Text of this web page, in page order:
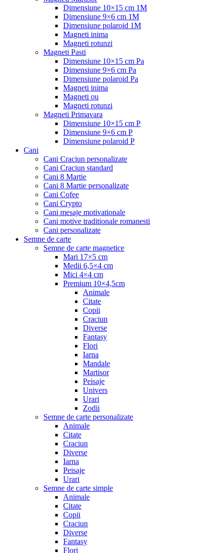
Dimensiune 10×15 cm 1M
Dimensiune 9×6 cm 1M
Dimensiune polaroid 1M
Magneti inima
Magneti rotunzi
Magneti Pasti
Dimensiune 10×15 cm Pa
Dimensiune 9×6 cm Pa
Dimensiune polaroid Pa
Magneti inima
Magneti ou
Magneti rotunzi
Magneti Primavara
Dimensiune 10×15 cm P
Dimensiune 9×6 cm P
Dimensiune polaroid P
Cani
Cani Craciun personalizate
Cani Craciun standard
Cani 8 Martie
Cani 8 Martie personalizate
Cani Cofee
Cani Crypto
Cani mesaje motivationale
Cani motive traditionale romanesti
Cani personalizate
Semne de carte
Semne de carte magnetice
Mari 17×5 cm
Medii 6,5×4 cm
Mici 4×4 cm
Premium 10×4,5cm
Animale
Citate
Copii
Craciun
Diverse
Fantasy
Flori
Iarna
Mandale
Martisor
Peisaje
Univers
Urari
Zodii
Semne de carte personalizate
Animale
Citate
Craciun
Diverse
Iarna
Peisaje
Urari
Semne de carte simple
Animale
Citate
Copii
Craciun
Diverse
Fantasy
Flori